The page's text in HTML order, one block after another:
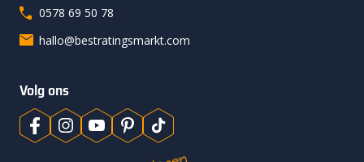
0578 69 50 78
hallo@bestratingsmarkt.com
Volg ons